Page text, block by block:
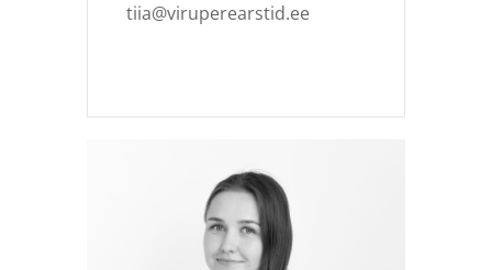
tiia@viruperearstid.ee